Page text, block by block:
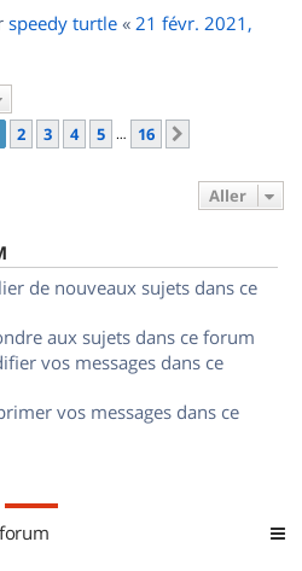
speedy turtle « 21 févr. 2021,
1sur
2 3 4 5 … 16
Aller
de nouveaux sujets dans ce
aux sujets dans ce forum
vos messages dans ce
vos messages dans ce